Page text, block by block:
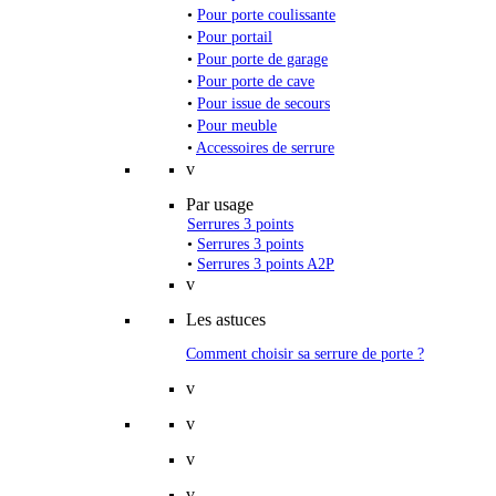
• Pour porte coulissante
• Pour portail
• Pour porte de garage
• Pour porte de cave
• Pour issue de secours
• Pour meuble
• Accessoires de serrure
v
Par usage
Serrures 3 points
• Serrures 3 points
• Serrures 3 points A2P
v
Les astuces
Comment choisir sa serrure de porte ?
v
v
v